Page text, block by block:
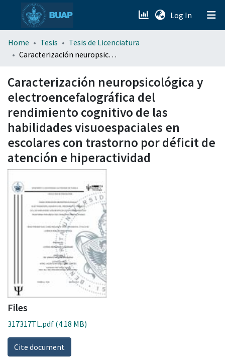
Log In (current)
menu.section.about_menu
Home Tesis
Tesis de Licenciatura
Caracterización neuropsicológica y electroencefalográfica del rendimiento cognitivo de las habilidades visuoespaciales en escolares con trastorno por déficit de atención e hiperactividad
Caracterización neuropsicológica y
electroencefalográfica del
rendimiento cognitivo de las
habilidades visuoespaciales en
escolares con trastorno por déficit de
atención e hiperactividad
Files
317317TL.pdf (4.18 MB)
Cite document